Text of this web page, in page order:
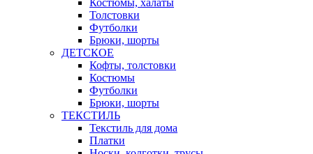
Костюмы, халаты
Толстовки
Футболки
Брюки, шорты
ДЕТСКОЕ
Кофты, толстовки
Костюмы
Футболки
Брюки, шорты
ТЕКСТИЛЬ
Текстиль для дома
Платки